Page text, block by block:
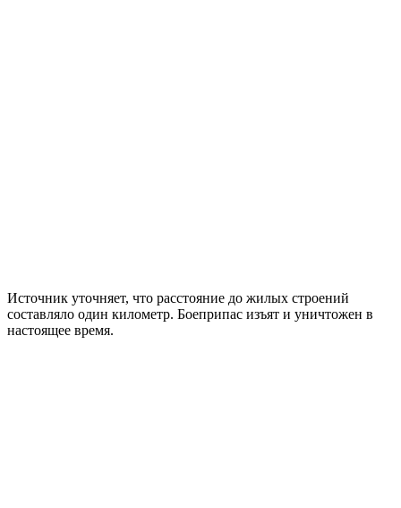
Источник уточняет, что расстояние до жилых строений
составляло один километр. Боеприпас изъят и уничтожен в
настоящее время.